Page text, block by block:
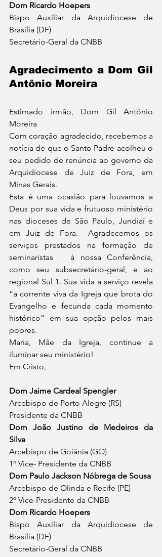
Dom Ricardo Hoepers
Bispo Auxiliar da Arquidiocese de
Brasília (DF)
Secretário-Geral da CNBB
Agradecimento a Dom Gil
Antônio Moreira
Estimado irmão, Dom Gil Antônio
Moreira
Com coração agradecido, recebemos a
notícia de que o Santo Padre acolheu o
seu pedido de renúncia ao governo da
Arquidiocese de Juiz de Fora, em
Minas Gerais.
Esta é uma ocasião para louvamos a
Deus por sua vida e frutuoso ministério
nas dioceses de São Paulo, Jundiaí e
em Juiz de Fora.  Agradecemos os
serviços prestados na formação de
seminaristas   à nossa Conferência,
como seu subsecretário-geral, e ao
regional Sul 1. Sua vida a serviço revela
“a corrente viva da Igreja que brota do
Evangelho e fecunda cada momento
histórico” em sua opção pelos mais
pobres.
Maria, Mãe da Igreja, continue a
iluminar seu ministério!
Em Cristo,
Dom Jaime Cardeal Spengler
Arcebispo de Porto Alegre (RS)
Presidente da CNBB
Dom João Justino de Medeiros da
Silva
Arcebispo de Goiânia (GO)
1º Vice- Presidente da CNBB
Dom Paulo Jackson Nóbrega de Sousa
Arcebispo de Olinda e Recife (PE)
2º Vice-Presidente da CNBB
Dom Ricardo Hoepers
Bispo Auxiliar da Arquidiocese de
Brasília (DF)
Secretário-Geral da CNBB